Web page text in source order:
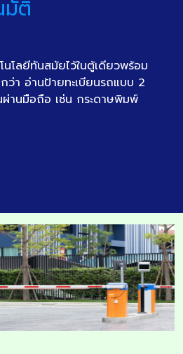
มัติ
นโลยีทันสมัยไว้ในตู้เดียวพร้อม
า อ่านป้ายทะเบียนรถแบบ 2
ผ่านมือถือ เช่น กระดาษพิมพ์